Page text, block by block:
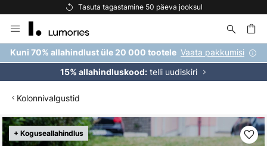
Tasuta kohaletoimetamine tellimustele
to
Content
Kuni 70% allahindlust üle 20 000 tootele Vaata pakkumisi
15% allahindluskood:telli uudiskiri
Kolonnivalgustid
+ Koguseallahindlus
Skip
to